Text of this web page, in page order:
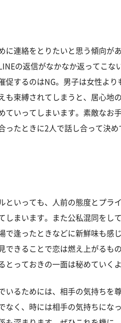
に連絡をとりたいと思う傾向が
の返信がなかなか返ってこな
促するのはNG。男子は女性より
も束縛されてしまうと、居心地
ていってしまいます。素敵なお
ったときに2人で話し合って決
といっても、人前の態度とプラ
しまいます。また公私混同をし
で逢ったときなどに新鮮味も感
できることで恋は燃え上がるも
とっておきの一面は秘めていく
いるためには、相手の気持ちを
なく、時には相手の気持ちにな